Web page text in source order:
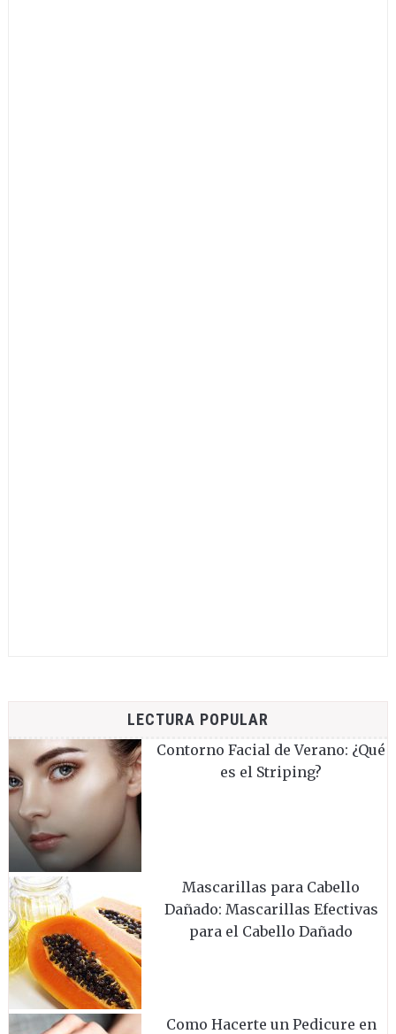
LECTURA POPULAR
Contorno Facial de Verano: ¿Qué
es el Striping?
Mascarillas para Cabello
Dañado: Mascarillas Efectivas
para el Cabello Dañado
Como Hacerte un Pedicure en